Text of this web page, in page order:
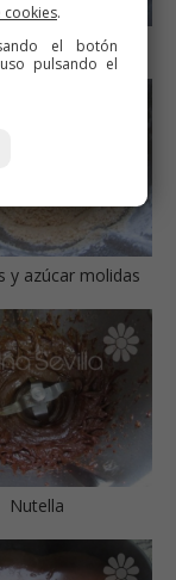
molido
y azúcar molidas
Nutella
cookies.
el botón
pulsando el